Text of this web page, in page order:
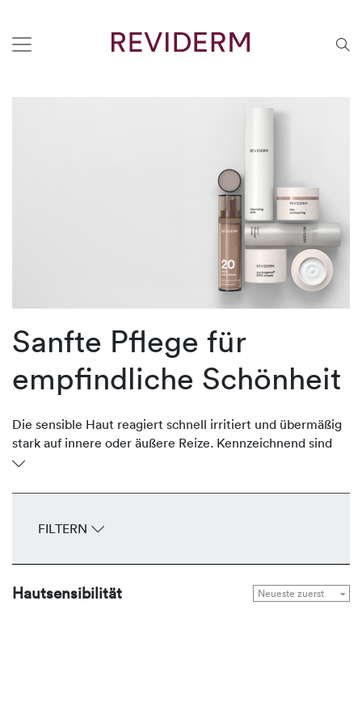
Sanfte Pflege für
empfindliche Schönheit
Die sensible Haut reagiert schnell irritiert und übermäßig
stark auf innere oder äußere Reize. Kennzeichnend sind
Rötungen, Hautschüppchen, Trockenheit,
Haut mit niedriger Reizschwelle kann vererbt oder
mit schonenden Produkten, die frei von Duftstoffen und
FILTERN
Hautsensibilität